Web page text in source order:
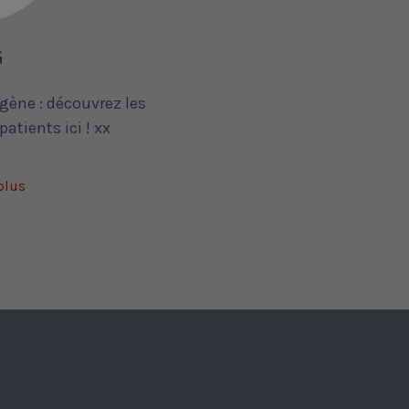
: découvrez les
ici ! xx